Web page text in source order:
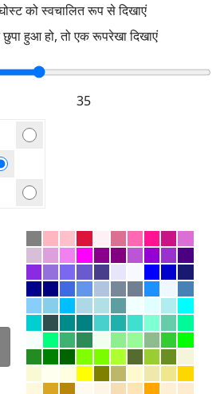
को स्वचालित रूप से दिखाएं
छुपा हुआ हो, तो एक रूपरेखा दिखाएं